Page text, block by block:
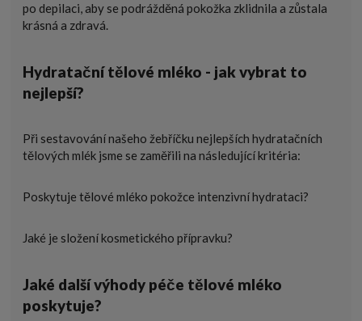
po depilaci, aby se podrážděná pokožka zklidnila a zůstala
krásná a zdravá.
Hydratační tělové mléko - jak vybrat to
nejlepší?
Při sestavování našeho žebříčku nejlepších hydratačních
tělových mlék jsme se zaměřili na následující kritéria:
Poskytuje tělové mléko pokožce intenzivní hydrataci?
Jaké je složení kosmetického přípravku?
Jaké další výhody péče tělové mléko
poskytuje?